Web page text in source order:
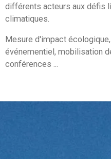
différents acteurs aux défis
climatiques.
Mesure d'impact
événementiel, mobilisation
conférences ...